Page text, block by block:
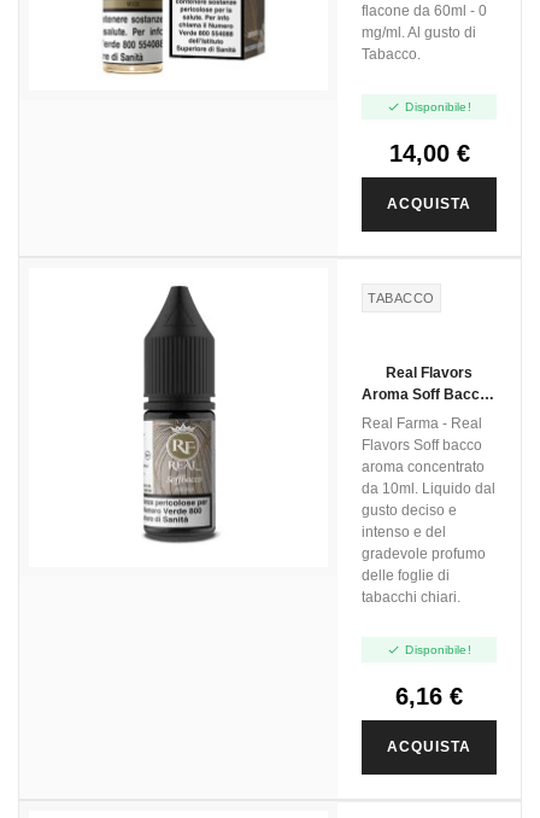
flacone da 60ml - 0
mg/ml. Al gusto di
Tabacco.
 Disponibile!
14,00 €
ACQUISTA
TABACCO
Real Flavors
Aroma Soff Bacco -
Real Farma - Real
Flavors Soff bacco
aroma concentrato
da 10ml. Liquido dal
gusto deciso e
intenso e del
gradevole profumo
delle foglie di
tabacchi chiari.
 Disponibile!
6,16 €
ACQUISTA